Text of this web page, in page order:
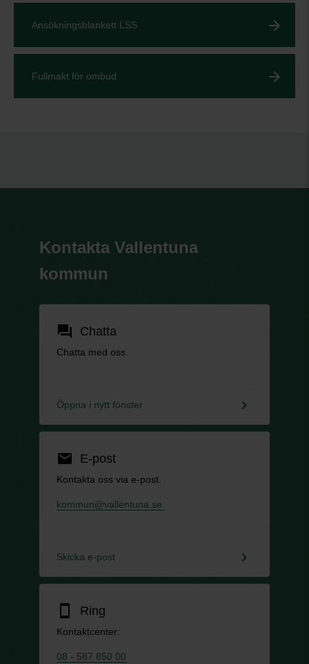
Ansökningsblankett LSS
Fullmakt för ombud
Kontakta Vallentuna
kommun
forum Chatta
Chatta med oss.
Öppna i nytt fönster keyboard_arrow_right
email E-post
Kontakta oss via e-post.
kommun@vallentuna.se
Skicka e-post keyboard_arrow_right
smartphone Ring
Kontaktcenter:
08 - 587 850 00